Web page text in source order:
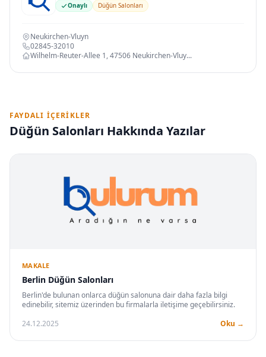
Onaylı Düğün Salonları
Neukirchen-Vluyn
02845-32010
Wilhelm-Reuter-Allee 1, 47506 Neukirchen-Vluy...
FAYDALI İÇERIKLER
Düğün Salonları Hakkında Yazılar
MAKALE
Berlin Düğün Salonları
Berlin'de bulunan onlarca düğün salonuna dair daha fazla bilgi
edinebilir, sitemiz üzerinden bu firmalarla iletişime geçebilirsiniz.
24.12.2025
Oku →